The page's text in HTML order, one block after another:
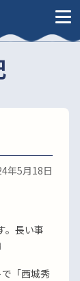
年5月18日
。長い事
「西城秀